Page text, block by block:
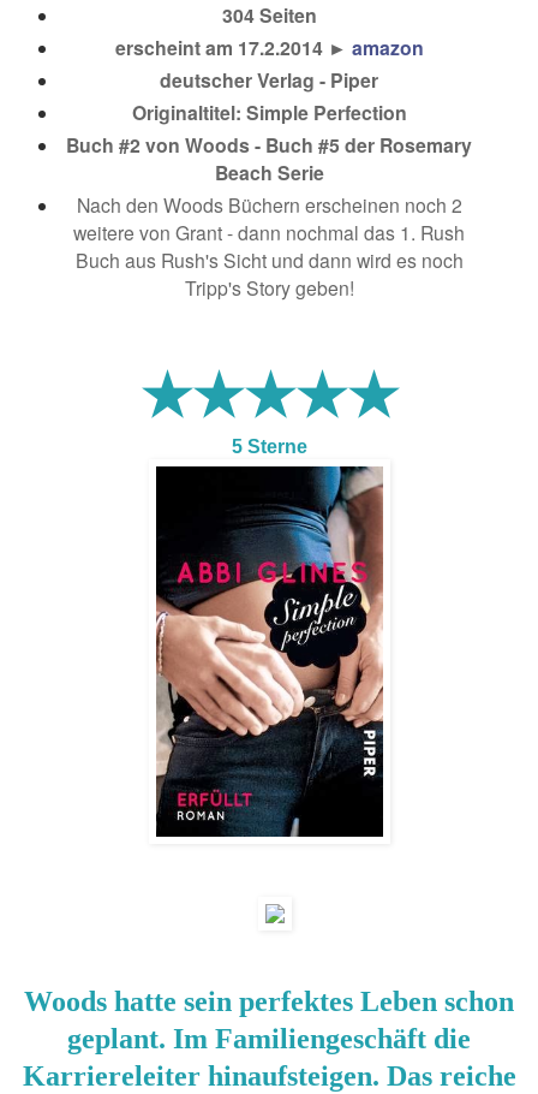
304 Seiten
erscheint am 17.2.2014 ► amazon
deutscher Verlag - Piper
Originaltitel: Simple Perfection
Buch #2 von Woods - Buch #5 der Rosemary
Beach Serie
Nach den Woods Büchern erscheinen noch 2
weitere von Grant - dann nochmal das 1. Rush
Buch aus Rush's Sicht und dann wird es noch
Tripp's Story geben!
★★★★★
5 Sterne
Woods hatte sein perfektes Leben schon
geplant. Im Familiengeschäft die
Karriereleiter hinaufsteigen. Das reiche